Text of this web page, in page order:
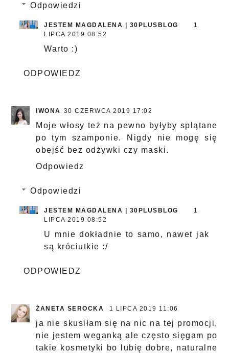
Odpowiedzi
JESTEM MAGDALENA | 30PLUSBLOG
1
LIPCA 2019 08:52
Warto :)
ODPOWIEDZ
IWONA 30 CZERWCA 2019 17:02
Moje włosy też na pewno byłyby splątane
po tym szamponie. Nigdy nie mogę się
obejść bez odżywki czy maski.
Odpowiedz
Odpowiedzi
JESTEM MAGDALENA | 30PLUSBLOG
1
LIPCA 2019 08:52
U mnie dokładnie to samo, nawet jak
są króciutkie :/
ODPOWIEDZ
ŻANETA SEROCKA 1 LIPCA 2019 11:06
ja nie skusiłam się na nic na tej promocji,
nie jestem weganką ale często sięgam po
takie kosmetyki bo lubię dobre, naturalne